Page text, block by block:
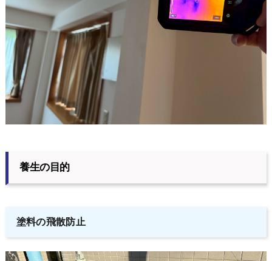
養生の目的
塗料の飛散防止